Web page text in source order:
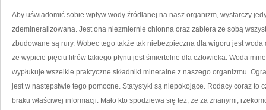
Aby uświadomić sobie wpływ wody źródlanej na nasz organizm, wystarczy
zdemineralizowana. Jest ona niezmiernie chłonna oraz zabiera ze sobą
zbudowane są rury. Wobec tego także tak niebezpieczna dla wigoru jest
że wypicie pięciu litrów takiego płynu jest śmiertelne dla człowieka. Woda
wypłukuje wszelkie praktyczne składniki mineralne z naszego organizmu.
jest w następstwie tego pomocne. Statystyki są niepokojące. Rodacy coraz to
braku właściwej informacji. Mało kto spodziewa się też, że za znanymi,